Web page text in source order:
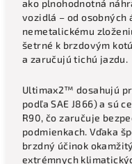
ako plnohodnotná
vozidlá – od osobných
nemetalickému
šetrné k brzdovým
a zaručujú tichú jazdu.
Ultimax2™ dosahujú
podľa SAE J866) a sú
R90, čo zaručuje
podmienkach. Vďaka
brzdný účinok
extrémnych